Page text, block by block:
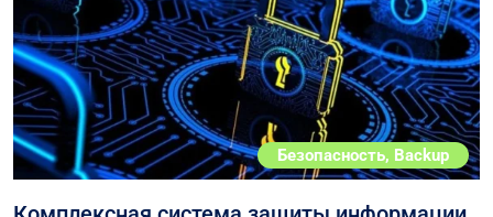
Безопасность, Backup